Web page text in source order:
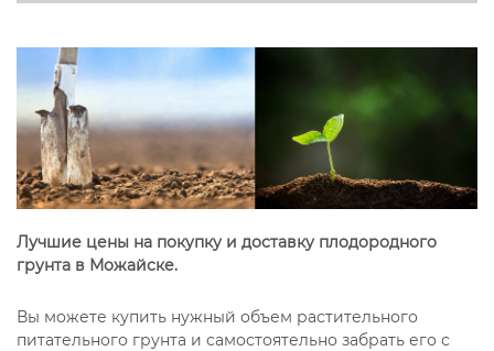
Лучшие цены на покупку и доставку плодородного
грунта в Можайске.
Вы можете купить нужный объем растительного
питательного грунта и самостоятельно забрать его с